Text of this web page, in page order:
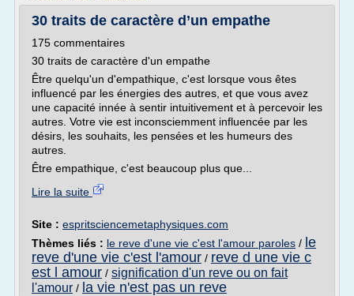
30 traits de caractère d’un empathe
175 commentaires
30 traits de caractère d'un empathe
Être quelqu'un d'empathique, c'est lorsque vous êtes
influencé par les énergies des autres, et que vous avez
une capacité innée à sentir intuitivement et à percevoir les
autres. Votre vie est inconsciemment influencée par les
désirs, les souhaits, les pensées et les humeurs des
autres.
Être empathique, c'est beaucoup plus que...
Lire la suite
Site : espritsciencemetaphysiques.com
Thèmes liés : le reve d'une vie c'est l'amour paroles / le
reve d'une vie c'est l'amour / reve d une vie c
est l amour / signification d'un reve ou on fait
l'amour / la vie n'est pas un reve